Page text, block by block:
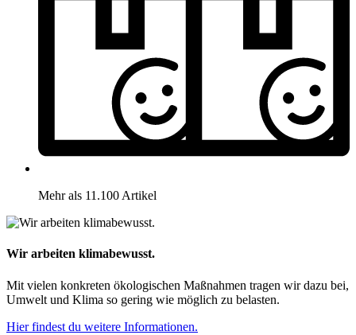
Mehr als 11.100 Artikel
Wir arbeiten klimabewusst.
Mit vielen konkreten ökologischen Maßnahmen tragen wir dazu bei,
Umwelt und Klima so gering wie möglich zu belasten.
Hier findest du weitere Informationen.